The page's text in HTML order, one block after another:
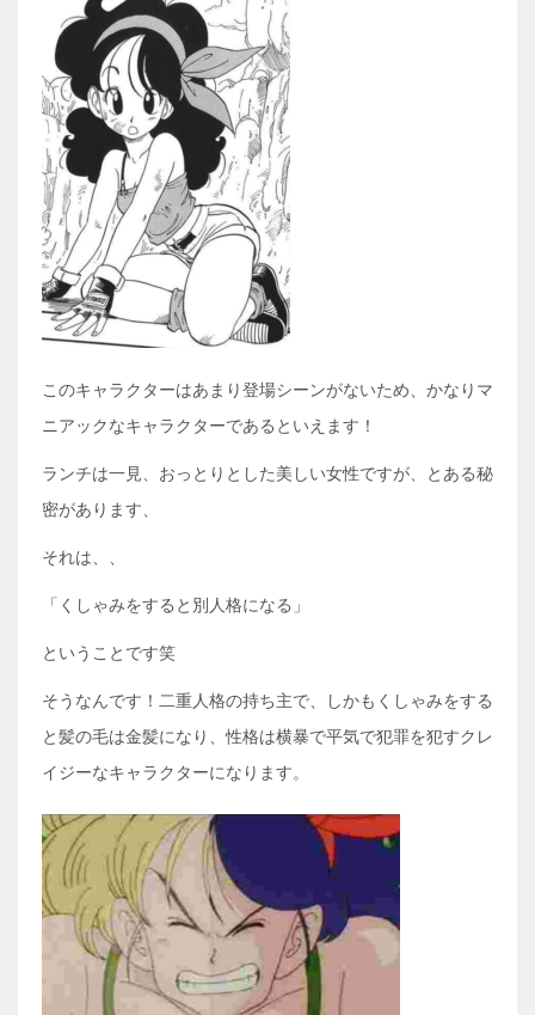
このキャラクターはあまり登場シーンがないため、かなりマ
ニアックなキャラクターであるといえます！
ランチは一見、おっとりとした美しい女性ですが、とある秘
密があります、
それは、、
「くしゃみをすると別人格になる」
ということです笑
そうなんです！二重人格の持ち主で、しかもくしゃみをする
と髪の毛は金髪になり、性格は横暴で平気で犯罪を犯すクレ
イジーなキャラクターになります。